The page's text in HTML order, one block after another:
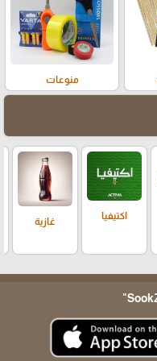
منوعات
اكتيفيا
غازية